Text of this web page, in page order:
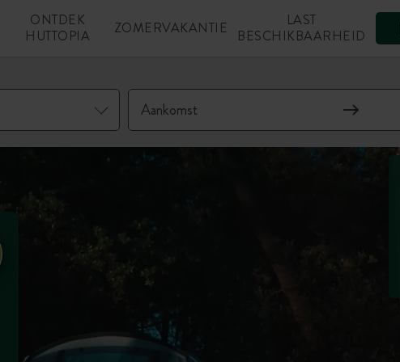
ONTDEK
HUTTOPIA
ZOMERVAKANTIE
LAST
BESCHIKBAARHEID